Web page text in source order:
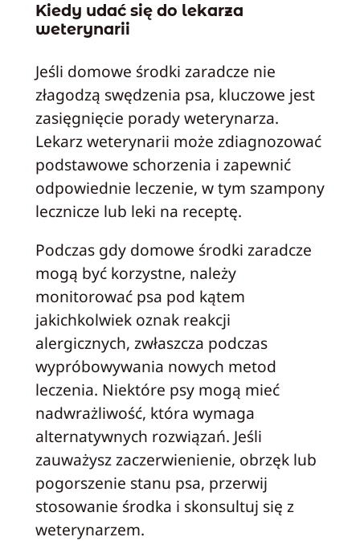
Kiedy udać się do lekarza
weterynarii
Jeśli domowe środki zaradcze nie
złagodzą swędzenia psa, kluczowe jest
zasięgnięcie porady weterynarza.
Lekarz weterynarii może zdiagnozować
podstawowe schorzenia i zapewnić
odpowiednie leczenie, w tym szampony
lecznicze lub leki na receptę.
Podczas gdy domowe środki zaradcze
mogą być korzystne, należy
monitorować psa pod kątem
jakichkolwiek oznak reakcji
alergicznych, zwłaszcza podczas
wypróbowywania nowych metod
leczenia. Niektóre psy mogą mieć
nadwrażliwość, która wymaga
alternatywnych rozwiązań. Jeśli
zauważysz zaczerwienienie, obrzęk lub
pogorszenie stanu psa, przerwij
stosowanie środka i skonsultuj się z
weterynarzem.